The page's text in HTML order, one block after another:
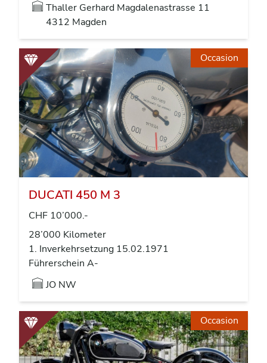
Thaller Gerhard Magdalenastrasse 11
4312 Magden
Occasion
DUCATI 450 M 3
CHF 10’000.-
28’000 Kilometer
1. Inverkehrsetzung 15.02.1971
Führerschein A-
JO NW
Occasion